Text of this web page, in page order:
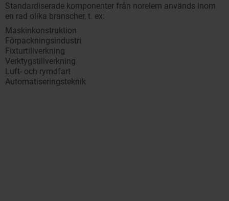
Standardiserade komponenter från norelem används inom
en rad olika branscher, t. ex:
Maskinkonstruktion
Förpackningsindustri
Fixturtillverkning
Verktygstillverkning
Luft- och rymdfart
Automatiseringsteknik